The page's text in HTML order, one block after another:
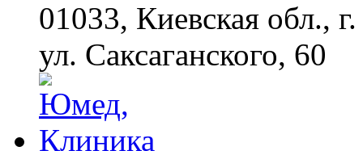
Что стало причиной
громкого взрыва в
Москве 7 августа
1965 годов могут
получить доплаты за
01033, Киевская обл.,
ул. Саксаганского, 60